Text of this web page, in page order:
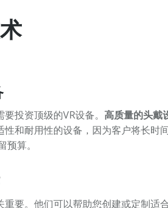
投资顶级的VR设备。 高质量的头戴
和耐用性的设备，因为客户将长时
算。
要。他们可以帮助您创建或定制适